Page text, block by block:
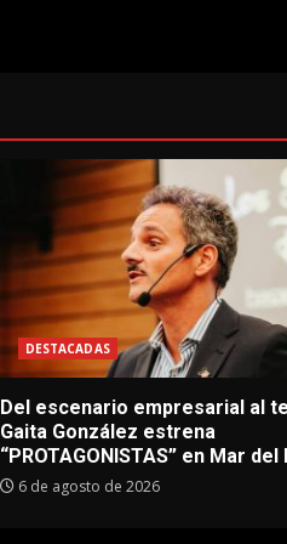
DESTACADAS
Del escenario empresarial al
Gaita González estrena
“PROTAGONISTAS” en Mar del
6 de agosto de 2026